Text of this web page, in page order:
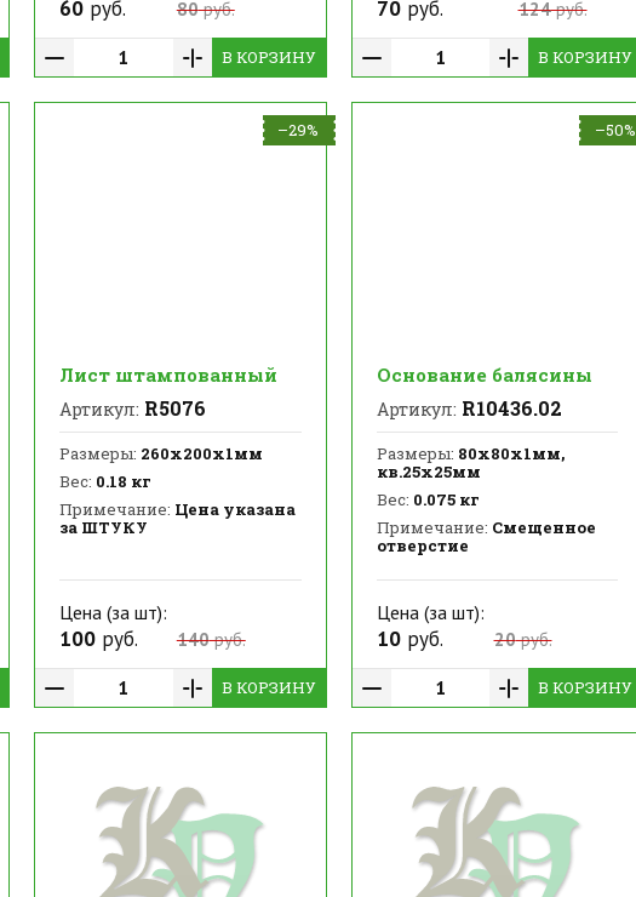
60руб. 80руб.
В КОРЗИНУ
70руб. 124руб.
В КОРЗИНУ
–29%
Лист штампованный
Артикул: R5076
Размеры: 260х200х1мм
Вес: 0.18 кг
Примечание: Цена указана
за ШТУКУ
Цена (за шт):
100руб. 140руб.
В КОРЗИНУ
–50%
Основание балясины
Артикул: R10436.02
Размеры: 80х80х1мм,
кв.25х25мм
Вес: 0.075 кг
Примечание: Смещенное
отверстие
Цена (за шт):
10руб. 20руб.
В КОРЗИНУ